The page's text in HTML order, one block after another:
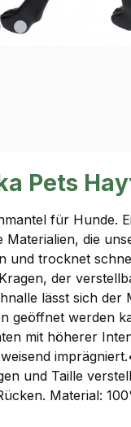
Pets
für
die
und trocknet
der
lässt sich
geöffnet werden
mit höherer
und Taille
Material: